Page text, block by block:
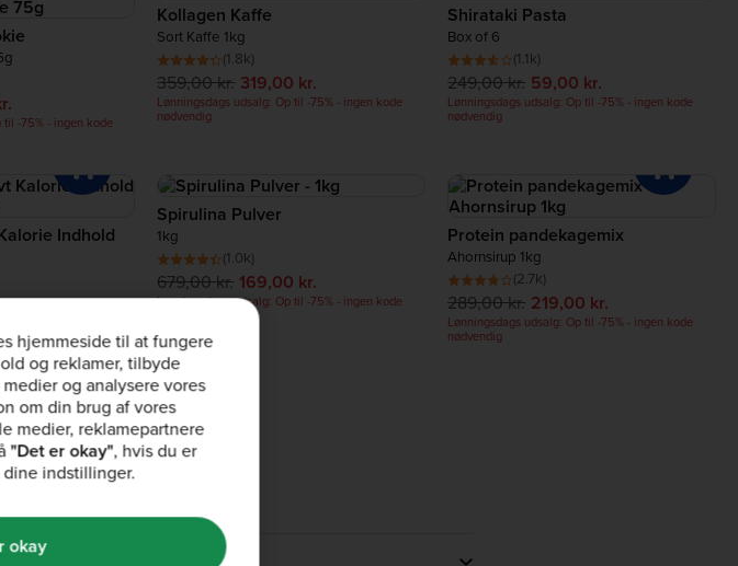
til -75% - ingen kode
Kollagen Kaffe
Sort Kaffe 1kg
(1.8k)
359,00 kr. 319,00 kr.
Lønningsdags udsalg: Op til -75% - ingen kode
nødvendig
Shirataki Pasta
Box of 6
(1.1k)
249,00 kr. 59,00 kr.
Lønningsdags udsalg: Op til -75% - ingen kode
nødvendig
Indhold
Spirulina Pulver
1kg
(1.0k)
679,00 kr. 169,00 kr.
Lønningsdags udsalg: Op til -75% - ingen kode
Protein pandekagemix
Ahornsirup 1kg
(2.7k)
289,00 kr. 219,00 kr.
Lønningsdags udsalg: Op til -75% - ingen kode
nødvendig
3
hjemmeside til at fungere
og reklamer, tilbyde
og analysere vores
om din brug af vores
medier, reklamepartnere
"Det er okay", hvis du er
indstillinger.
okay